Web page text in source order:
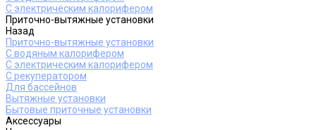
С электрическим калорифером
Приточно-вытяжные установки
Назад
Приточно-вытяжные установки
С водяным калорифером
С электрическим калорифером
С рекуператором
Для бассейнов
Вытяжные установки
Бытовые приточные установки
Аксессуары